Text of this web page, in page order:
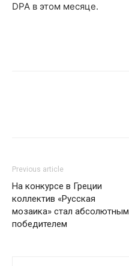
DPA в этом месяце.
Previous article
На конкурсе в Греции
коллектив «Русская
мозаика» стал абсолютным
победителем